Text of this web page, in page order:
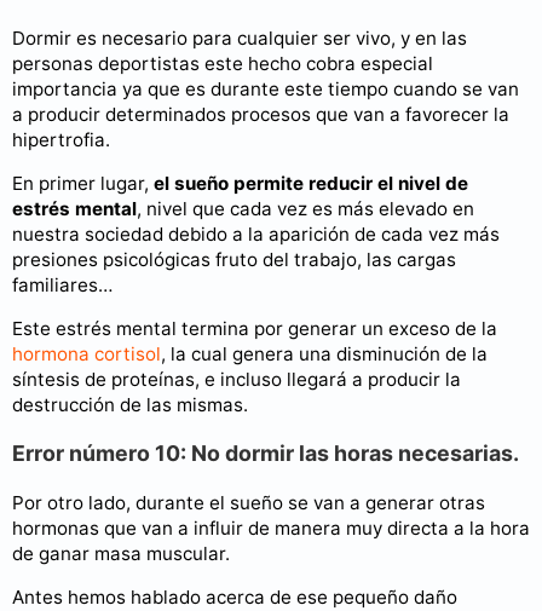
Dormir es necesario para cualquier ser vivo, y en las
personas deportistas este hecho cobra especial
importancia ya que es durante este tiempo cuando se van
a producir determinados procesos que van a favorecer la
hipertrofia.
En primer lugar, el sueño permite reducir el nivel de
estrés mental, nivel que cada vez es más elevado en
nuestra sociedad debido a la aparición de cada vez más
presiones psicológicas fruto del trabajo, las cargas
familiares…
Este estrés mental termina por generar un exceso de la
hormona cortisol, la cual genera una disminución de la
síntesis de proteínas, e incluso llegará a producir la
destrucción de las mismas.
Error número 10: No dormir las horas necesarias.
Por otro lado, durante el sueño se van a generar otras
hormonas que van a influir de manera muy directa a la hora
de ganar masa muscular.
Antes hemos hablado acerca de ese pequeño daño